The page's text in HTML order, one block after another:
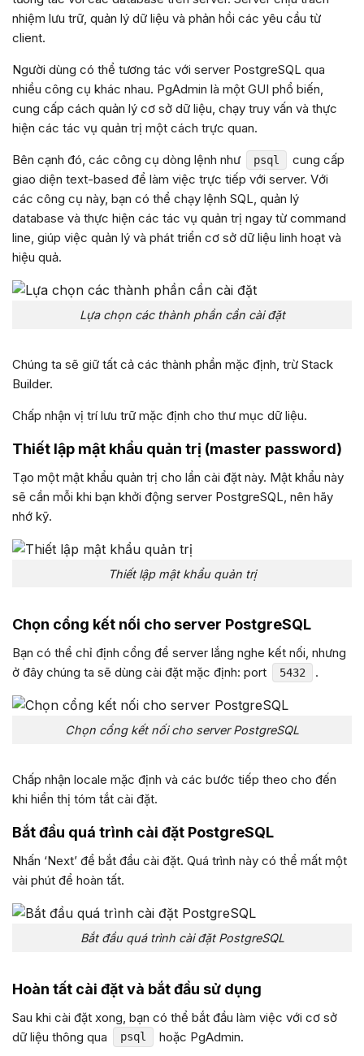
nhiệm lưu trữ, quản lý dữ liệu và phản hồi các yêu cầu từ
client.
Người dùng có thể tương tác với server PostgreSQL qua
nhiều công cụ khác nhau. PgAdmin là một GUI phổ biến,
cung cấp cách quản lý cơ sở dữ liệu, chạy truy vấn và thực
hiện các tác vụ quản trị một cách trực quan.
Bên cạnh đó, các công cụ dòng lệnh như psql
cung cấp
giao diện text-based để làm việc trực tiếp với server. Với
các công cụ này, bạn có thể chạy lệnh SQL, quản lý
database và thực hiện các tác vụ quản trị ngay từ command
line, giúp việc quản lý và phát triển cơ sở dữ liệu linh hoạt và
hiệu quả.
Lựa chọn các thành phần cần cài đặt
Chúng ta sẽ giữ tất cả các thành phần mặc định, trừ Stack
Builder.
Chấp nhận vị trí lưu trữ mặc định cho thư mục dữ liệu.
Thiết lập mật khẩu quản trị (master password)
Tạo một mật khẩu quản trị cho lần cài đặt này. Mật khẩu này
sẽ cần mỗi khi bạn khởi động server PostgreSQL, nên hãy
nhớ kỹ.
Thiết lập mật khẩu quản trị
Chọn cổng kết nối cho server PostgreSQL
Bạn có thể chỉ định cổng để server lắng nghe kết nối, nhưng
ở đây chúng ta sẽ dùng cài đặt mặc định: port
5432 .
Chọn cổng kết nối cho server PostgreSQL
Chấp nhận locale mặc định và các bước tiếp theo cho đến
khi hiển thị tóm tắt cài đặt.
Bắt đầu quá trình cài đặt PostgreSQL
Nhấn ‘Next’ để bắt đầu cài đặt. Quá trình này có thể mất một
vài phút để hoàn tất.
Bắt đầu quá trình cài đặt PostgreSQL
Hoàn tất cài đặt và bắt đầu sử dụng
Sau khi cài đặt xong, bạn có thể bắt đầu làm việc với cơ sở
dữ liệu thông qua
psql hoặc PgAdmin.